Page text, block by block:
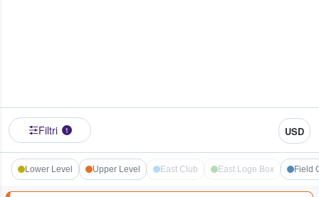
Filtri 1 USD
Lower Level Upper Level East Club East Loge Box Field